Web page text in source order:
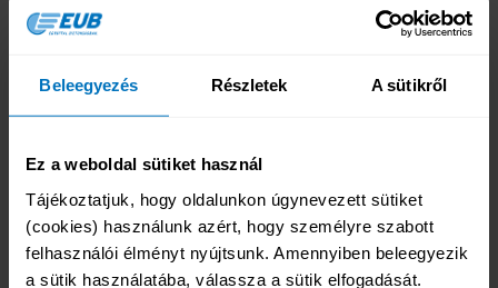
Beleegyezés Részletek A sütikről
Ez a weboldal sütiket használ
Tájékoztatjuk, hogy oldalunkon úgynevezett sütiket
(cookies) használunk azért, hogy személyre szabott
felhasználói élményt nyújtsunk. Amennyiben beleegyezik
a sütik használatába, válassza a sütik elfogadását.
Online biztosításkötés
Tengerparti üdülés
Horvátországba, Szlovéniába
Városnézésre, körútra
Téli sportokra
Búvárkodás